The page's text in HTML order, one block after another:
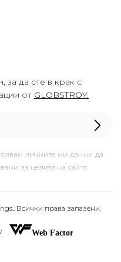
да сте в крак с
от GLOBSTROY.
личните ми данни да
за целите на сайта.
Всички права запазени.